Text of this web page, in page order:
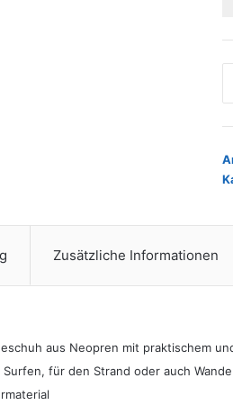
-
-
Zusätzliche Informationen
aus Neopren mit praktischem
für den Strand oder auch